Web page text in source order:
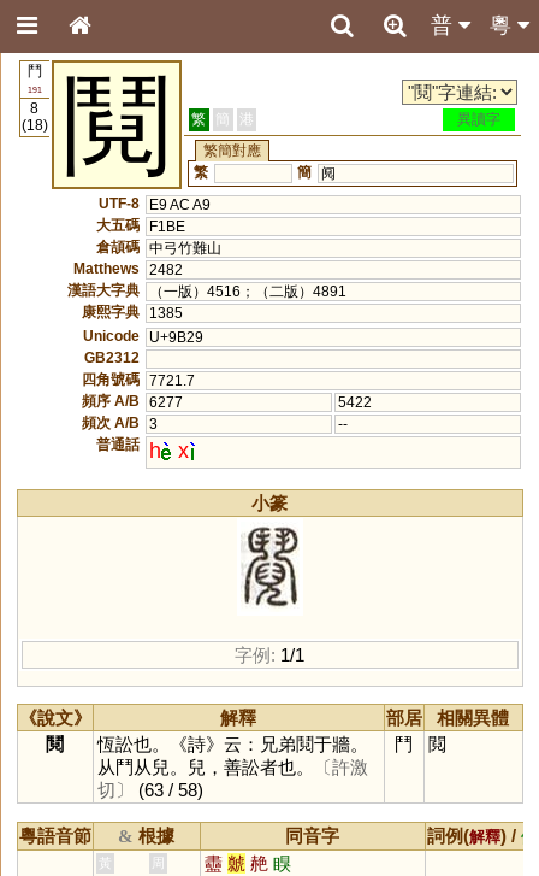
粵
普
鬥
191
8
(18)
鬩 繁 簡 港
異讀字
繁簡對應
繁
簡 阋
UTF-8
E9 AC A9
大五碼
F1BE
倉頡碼 中弓竹難山
Matthews
2482
漢語大字典
（一版）4516；（二版）4891
康熙字典
1385
Unicode
U+9B29
GB2312
四角號碼 7721.7
頻序 A/B
6277
5422
頻次 A/B
3
--
普通話
h x
小篆
字例: 1/1
《說文》 解釋 部居
相關異體
鬩
恆訟也。《詩》云：兄弟鬩于牆。
从鬥从兒。兒，善訟者也。
〔許激
切〕
(63 / 58)
鬥 䦧
粵語音節 & 根據 同音字 詞例(解釋) /
黃 周 衋 虩 赩 瞁